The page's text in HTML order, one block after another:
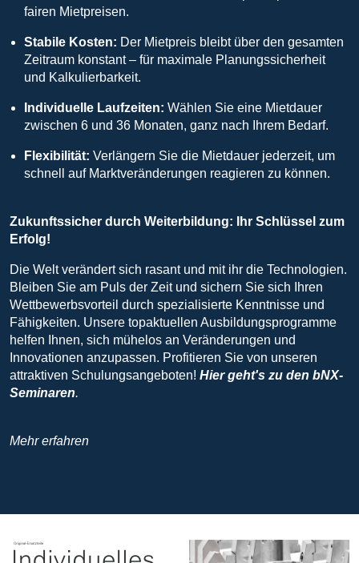
fairen Mietpreisen.
Stabile Kosten: Der Mietpreis bleibt über den gesamten
Zeitraum konstant – für maximale Planungssicherheit
und Kalkulierbarkeit.
Individuelle Laufzeiten: Wählen Sie eine Mietdauer
zwischen 6 und 36 Monaten, ganz nach Ihrem Bedarf.
Flexibilität: Verlängern Sie die Mietdauer jederzeit, um
schnell auf Marktveränderungen reagieren zu können.
Zukunftssicher durch Weiterbildung: Ihr Schlüssel zum
Erfolg!
Die Welt verändert sich rasant und mit ihr die Technologien.
Bleiben Sie am Puls der Zeit und sichern Sie sich Ihren
Wettbewerbsvorteil durch spezialisierte Kenntnisse und
Fähigkeiten. Unsere topaktuellen Ausbildungsprogramme
helfen Ihnen, sich mühelos an Veränderungen und
Innovationen anzupassen. Profitieren Sie von unseren
attraktiven Schulungsangeboten! Hier geht's zu den bNX-
Seminaren.
Mehr erfahren